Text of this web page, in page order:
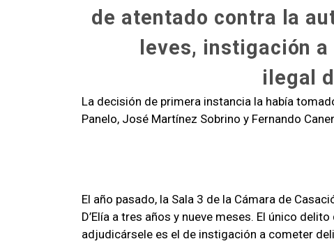
de atentado contra la
leves, instigación
ilegal
La decisión de primera instancia la había
Panelo, José Martínez Sobrino y Fernando
El año pasado, la Sala 3 de la Cámara de
D’Elía a tres años y nueve meses. El único
adjudicársele es el de instigación a cometer